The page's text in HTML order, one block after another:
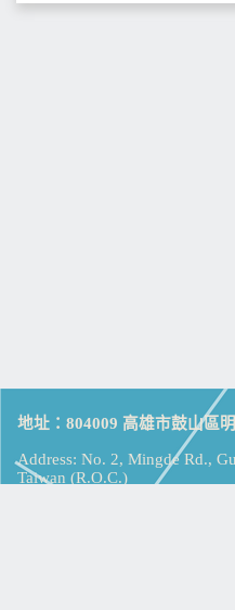
地址：804009 高雄市鼓山區
Address: No. 2, Mingde Rd.,
Taiwan (R.O.C.)